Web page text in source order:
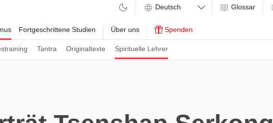
Tantra Originaltexte Spirituelle Lehrer
Fortgeschrittene Studien Über uns Spenden
Glossar